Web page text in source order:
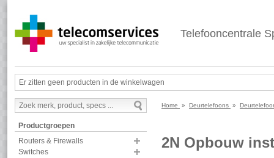
Telefooncentrale
Er zitten geen producten in de winkelwagen
Productgroepen
Routers & Firewalls
Switches
Home » Deurtelefoons »
2N Opbouw